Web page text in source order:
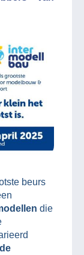
beurs
die